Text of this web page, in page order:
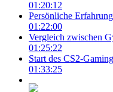
01:20:12
Persönliche
01:22:00
Vergleich zwischen
01:25:22
Start des CS2-
01:33:25